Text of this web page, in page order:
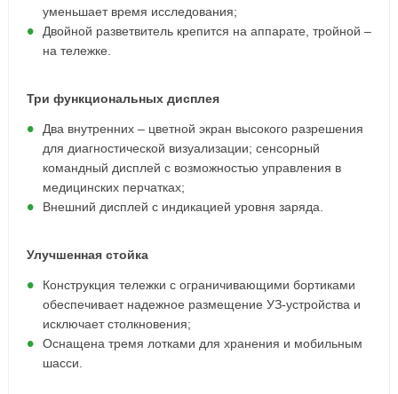
уменьшает время исследования;
Двойной разветвитель крепится на аппарате, тройной –
на тележке.
Три функциональных дисплея
Два внутренних – цветной экран высокого разрешения
для диагностической визуализации; сенсорный
командный дисплей с возможностью управления в
медицинских перчатках;
Внешний дисплей с индикацией уровня заряда.
Улучшенная стойка
Конструкция тележки с ограничивающими бортиками
обеспечивает надежное размещение УЗ-устройства и
исключает столкновения;
Оснащена тремя лотками для хранения и мобильным
шасси.